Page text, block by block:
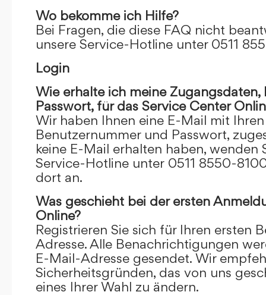
Wo bekomme ich Hilfe?
Bei Fragen, die diese FAQ nicht
unsere Service-Hotline unter 0511
Login
Wie erhalte ich meine
Passwort, für das Service Center
Wir haben Ihnen eine E-Mail mit
Benutzernummer und Passwort,
keine E-Mail erhalten haben, wenden
Service-Hotline unter 0511 8550-
dort an.
Was geschieht bei der ersten
Online?
Registrieren Sie sich für Ihren ersten
Adresse. Alle Benachrichtigungen
E-Mail-Adresse gesendet. Wir
Sicherheitsgründen, das von uns
eines Ihrer Wahl zu ändern.